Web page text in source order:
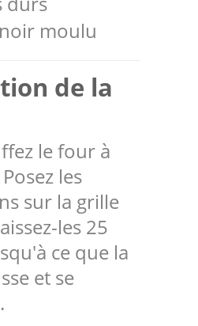
moulu
de la
le four à
les
sur la grille
les 25
ce que la
et se